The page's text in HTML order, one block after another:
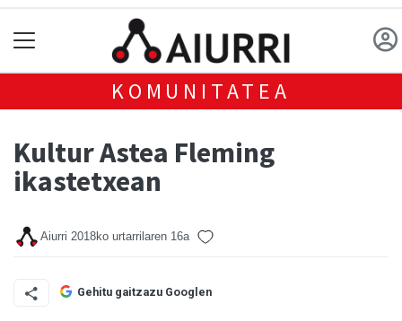
KOMUNITATEA
Kultur Astea Fleming
ikastetxean
Aiurri 2018ko urtarrilaren 16a
Gehitu gaitzazu Googlen